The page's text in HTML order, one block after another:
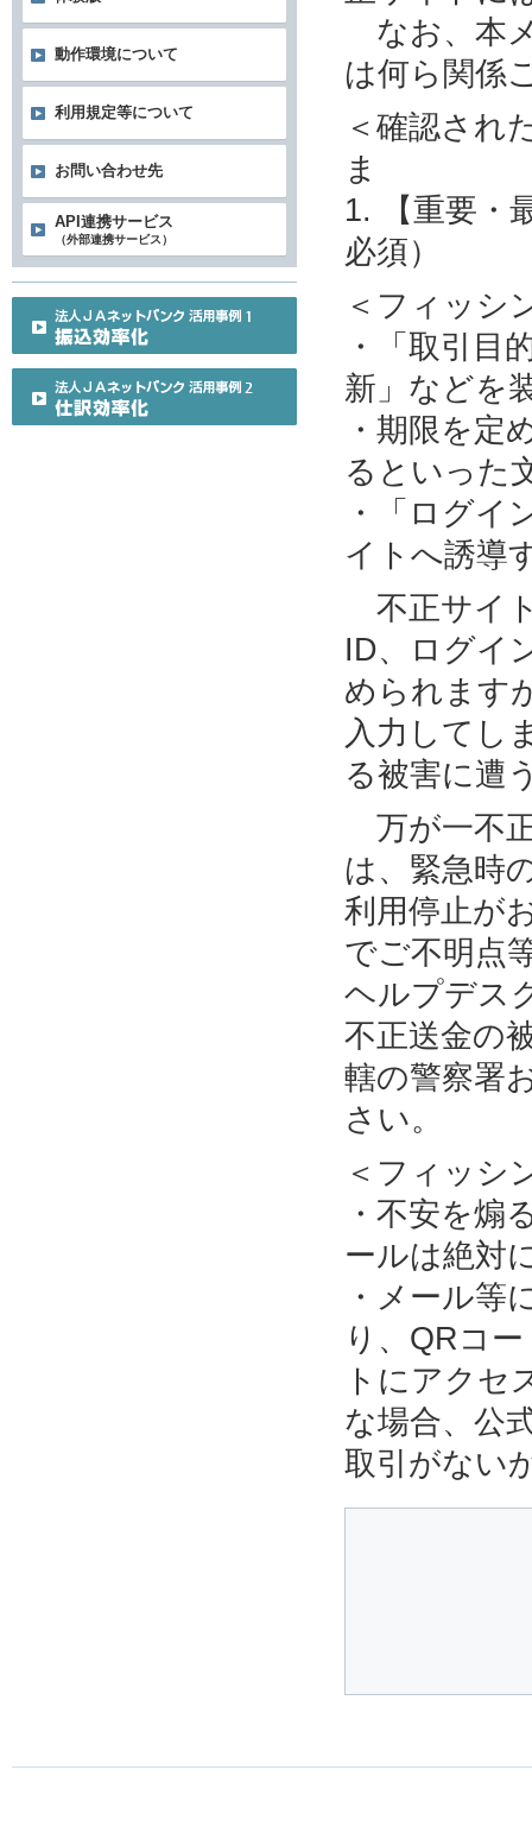
なお、本
は何ら関係
＜確認され
ま
1. 【重要・
必須）
＜フィッシ
・「取引目
新」などを
・期限を定
るといった
・「ログイ
イトへ誘導
不正サイ
ID、ログイ
められます
入力してし
る被害に遭
万が一不
は、緊急時
利用停止が
でご不明点
ヘルプデス
不正送金の
轄の警察署
さい。
＜フィッシ
・不安を煽
ールは絶対
・メール等
り、QRコ
トにアクセ
な場合、公
取引がない
動作環境について
利用規定等について
お問い合わせ先
API連携サービス
（外部連携サービス）